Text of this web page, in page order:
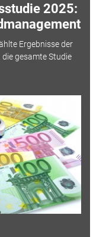
2025:
Ergebnisse der
gesamte Studie